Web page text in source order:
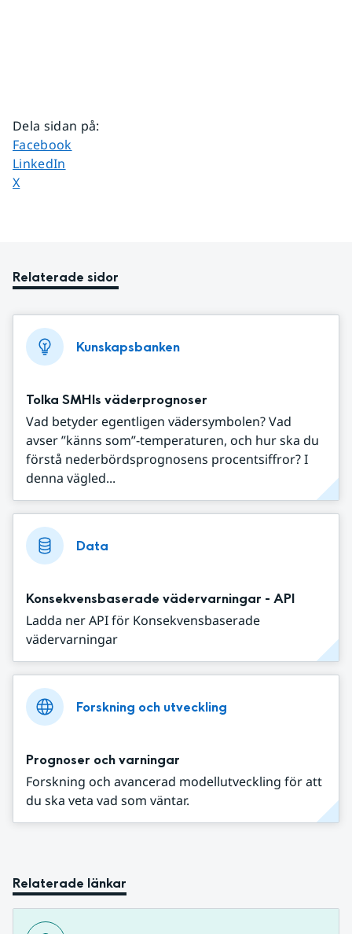
Dela sidan på:
Dela sidan på
Facebook
Dela sidan på
LinkedIn
Dela sidan på
X
Relaterade sidor
Kunskapsbanken
Tolka SMHIs väderprognoser
Vad betyder egentligen vädersymbolen? Vad
avser ”känns som”-temperaturen, och hur ska du
förstå nederbördsprognosens procentsiffror? I
denna vägled...
Data
Konsekvensbaserade vädervarningar - API
Ladda ner API för Konsekvensbaserade
vädervarningar
Forskning och utveckling
Prognoser och varningar
Forskning och avancerad modellutveckling för att
du ska veta vad som väntar.
Relaterade länkar